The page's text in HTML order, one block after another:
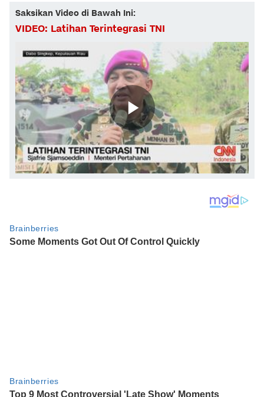
Saksikan Video di Bawah Ini:
VIDEO: Latihan Terintegrasi TNI